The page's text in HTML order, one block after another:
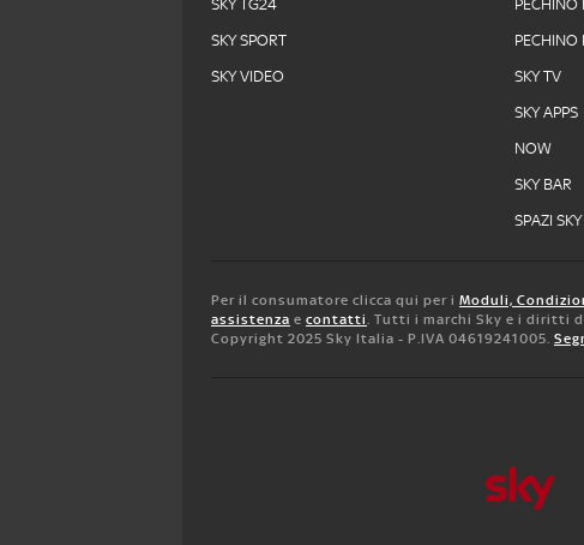
SKY TG24
SKY SPORT
SKY VIDEO
PECHINO
PECHINO
SKY TV
SKY APPS
NOW
SKY BAR
SPAZI SKY
Per il consumatore clicca qui per i Moduli,
assistenza e contatti. Tutti i marchi Sky e i diritti
Copyright 2025 Sky Italia - P.IVA 04619241005.